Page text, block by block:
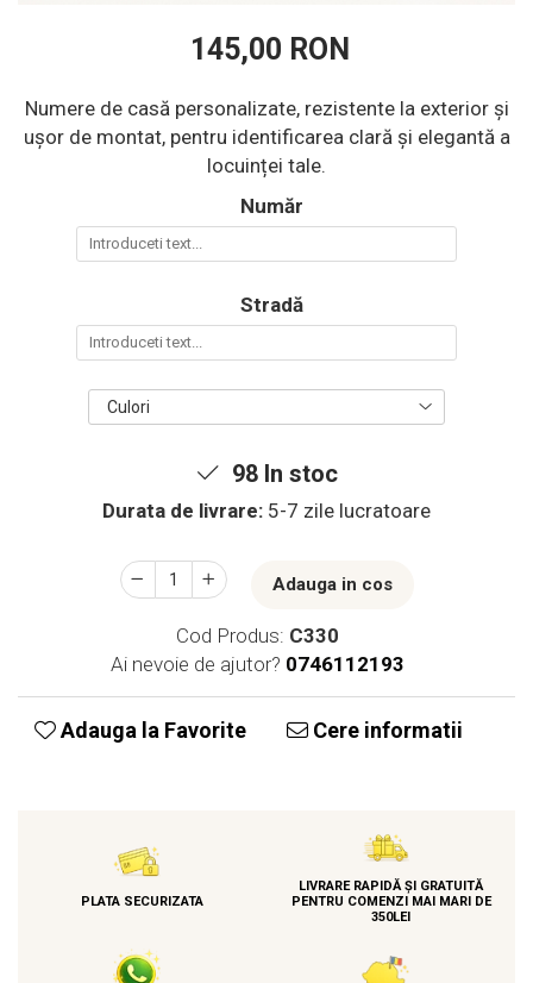
145,00 RON
Numere de casă personalizate, rezistente la exterior și
ușor de montat, pentru identificarea clară și elegantă a
locuinței tale.
Număr
Stradă
Culori
98In stoc
Durata de livrare: 5-7 zile lucratoare
Adauga in cos
Cod Produs: C330
Ai nevoie de ajutor? 0746112193
Adauga la Favorite Cere informatii
PLATA SECURIZATA
LIVRARE RAPIDĂ ȘI GRATUITĂ
PENTRU COMENZI MAI MARI DE
350LEI